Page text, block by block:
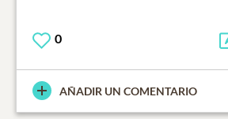
0
AÑADIR UN COMENTARIO